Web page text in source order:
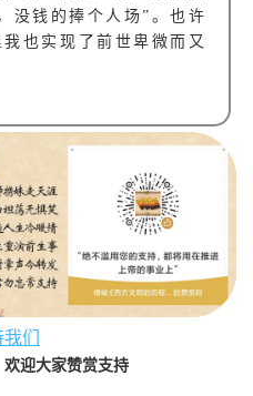
没钱的捧个人场”。也许
也实现了前世卑微而又
们
迎大家赞赏支持